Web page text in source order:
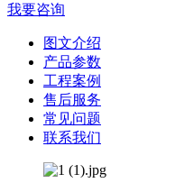
我要咨询
图文介绍
产品参数
工程案例
售后服务
常见问题
联系我们